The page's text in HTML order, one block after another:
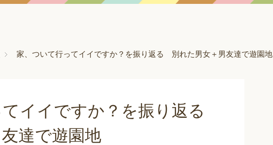
家、ついて行ってイイですか？を振り返る 別れた男女＋男友達で遊園地
てイイですか？を振り返る
達で遊園地